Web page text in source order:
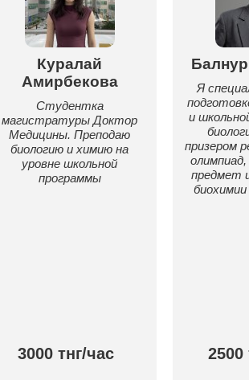
Куралай
Амирбекова
Студентка
магистратуры Доктор
Медицины. Преподаю
биологию и химию на
уровне школьной
программы
3000 тнг/час
Я
и
призером
предмет
2500